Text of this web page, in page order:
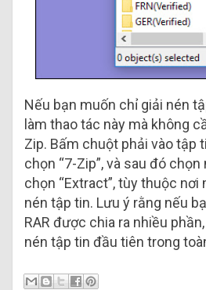
Nếu bạn muốn chỉ giải nén
làm thao tác này mà không
Zip. Bấm chuột phải vào tập
chọn “7-Zip”, và sau đó
chọn “Extract”, tùy thuộc nơi
nén tập tin. Lưu ý rằng nếu
RAR được chia ra nhiều
nén tập tin đầu tiên trong